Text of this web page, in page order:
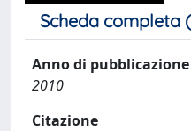
Scheda completa
Anno di pubblicazione
2010
Citazione